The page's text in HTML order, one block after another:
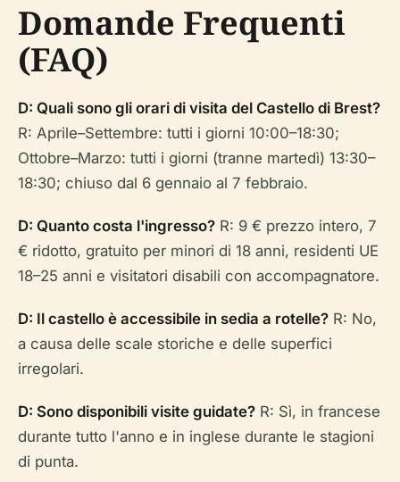
Domande Frequenti
(FAQ)
D: Quali sono gli orari di visita del Castello di Brest?
R: Aprile–Settembre: tutti i giorni 10:00–18:30;
Ottobre–Marzo: tutti i giorni (tranne martedì) 13:30–
18:30; chiuso dal 6 gennaio al 7 febbraio.
D: Quanto costa l'ingresso? R: 9 € prezzo intero, 7
€ ridotto, gratuito per minori di 18 anni, residenti UE
18–25 anni e visitatori disabili con accompagnatore.
D: Il castello è accessibile in sedia a rotelle? R: No,
a causa delle scale storiche e delle superfici
irregolari.
D: Sono disponibili visite guidate? R: Sì, in francese
durante tutto l'anno e in inglese durante le stagioni
di punta.